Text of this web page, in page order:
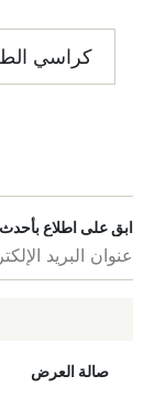
كراسي
ابق على اطلاع بأحدث
صالة العرض